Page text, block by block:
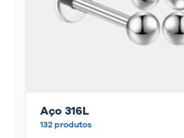
Aço 316L
132 produtos